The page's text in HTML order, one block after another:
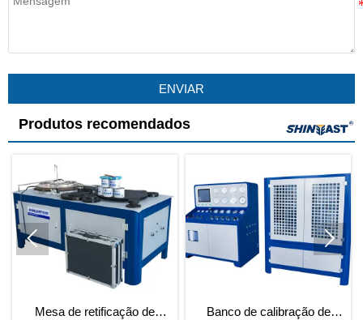
ENVIAR
Produtos recomendados
Mesa de retificação de Banco de calibração de
 